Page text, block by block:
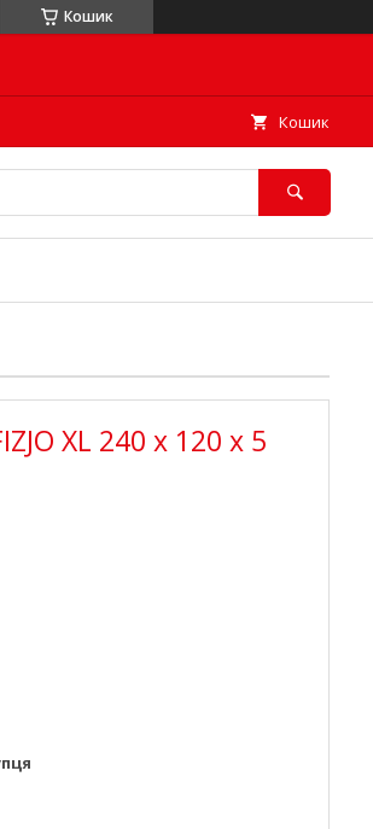
Кошик
Кошик
XL 240 x 120 x 5